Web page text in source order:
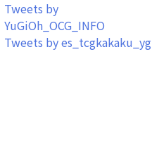
Tweets by
YuGiOh_OCG_INFO
Tweets by es_tcgkakaku_yg